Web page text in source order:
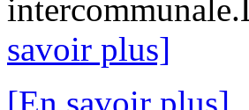
savoir plus]
[En savoir plus]